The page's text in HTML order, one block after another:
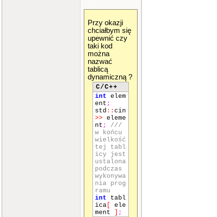
Przy okazji
chciałbym się
upewnić czy
taki kod
można
nazwać
tablicą
dynamiczną ?
C/C++
int elem
ent ;
std :: cin
>> eleme
nt ;
///
w końcu
wielkość
tej tabl
icy jest
ustalona
podczas
wykonywa
nia prog
ramu
int tabl
ica
ele
ment
;